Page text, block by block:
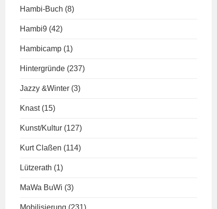
Hambi-Buch (8)
Hambi9 (42)
Hambicamp (1)
Hintergründe (237)
Jazzy &Winter (3)
Knast (15)
Kunst/Kultur (127)
Kurt Claßen (114)
Lützerath (1)
MaWa BuWi (3)
Mobilisierung (231)